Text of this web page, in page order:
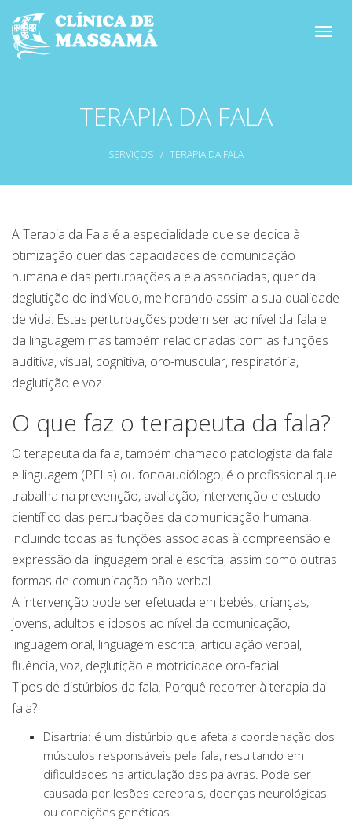
Passar
para
TERAPIA DA FALA
SERVIÇOS TERAPIA DA FALA
A Terapia da Fala é a especialidade que se dedica à
otimização quer das capacidades de comunicação
humana e das perturbações a ela associadas, quer da
deglutição do indivíduo, melhorando assim a sua qualidade
de vida. Estas perturbações podem ser ao nível da fala e
da linguagem mas também relacionadas com as funções
auditiva, visual, cognitiva, oro-muscular, respiratória,
deglutição e voz.
O que faz o terapeuta da fala?
O terapeuta da fala, também chamado patologista da fala
e linguagem (PFLs) ou fonoaudiólogo, é o profissional que
trabalha na prevenção, avaliação, intervenção e estudo
científico das perturbações da comunicação humana,
incluindo todas as funções associadas à compreensão e
expressão da linguagem oral e escrita, assim como outras
formas de comunicação não-verbal.
A intervenção pode ser efetuada em bebés, crianças,
jovens, adultos e idosos ao nível da comunicação,
linguagem oral, linguagem escrita, articulação verbal,
fluência, voz, deglutição e motricidade oro-facial.
Tipos de distúrbios da fala. Porquê recorrer à terapia da
fala?
Disartria: é um distúrbio que afeta a coordenação dos
músculos responsáveis pela fala, resultando em
dificuldades na articulação das palavras. Pode ser
causada por lesões cerebrais, doenças neurológicas
ou condições genéticas.